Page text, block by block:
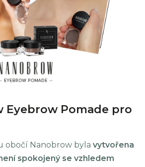
Eyebrow Pomade pro
obočí Nanobrow byla vytvořena
spokojený se vzhledem